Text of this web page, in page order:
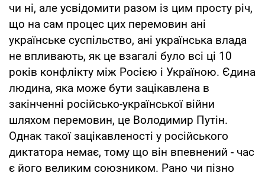
чи ні, але усвідомити разом із цим просту річ,
що на сам процес цих перемовин ані
українське суспільство, ані українська влада
не впливають, як це взагалі було всі ці 10
років конфлікту між Росією і Україною. Єдина
людина, яка може бути зацікавлена в
закінченні російсько-української війни
шляхом перемовин, це Володимир Путін.
Однак такої зацікавленості у російського
диктатора немає, тому що він впевнений - час
є його великим союзником. Рано чи пізно